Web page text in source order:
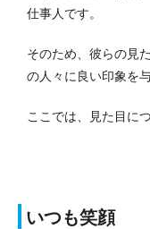
仕事人です。
そのため、彼らの見
の人々に良い印象を
ここでは、見た目に
いつも笑顔